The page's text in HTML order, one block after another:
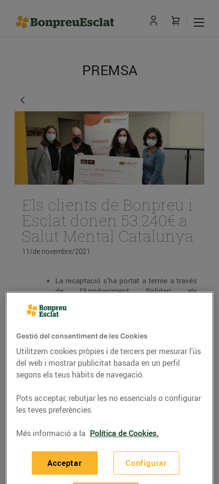
PREMSA
Els clients de Bonpreu i
Esclat donen 53.240€ a
Salut Mental Catalunya
11/de novembre/2021
La recaptació s’ha portat a terme a través
de l’Arrodoniment Solidari als
realitzat 307.253 donacions.
Catalunya, una entitat que treballa per
millorar la salut mental infantojuvenil a
Catalunya
Des de febrer de 2019, s’han realitzat prop
recaptat més de 2 milions d’euros a través
d’aquesta iniciativa solidària.
Aquest passat mes d’octubre, els clients de
Mental Catalunya a través de l’Arrodoniment Solidari
Gestió del consentiment de les Cookies
Utilitzem cookies pròpies i de tercers per mesurar l’ús
del web i mostrar publicitat basada en un perfil
segons els teus hàbits de navegació.
Pots acceptar, rebutjar les no essencials o configurar
les teves preferències.
Més informació a la Política de Cookies.
Configurar
Acceptar